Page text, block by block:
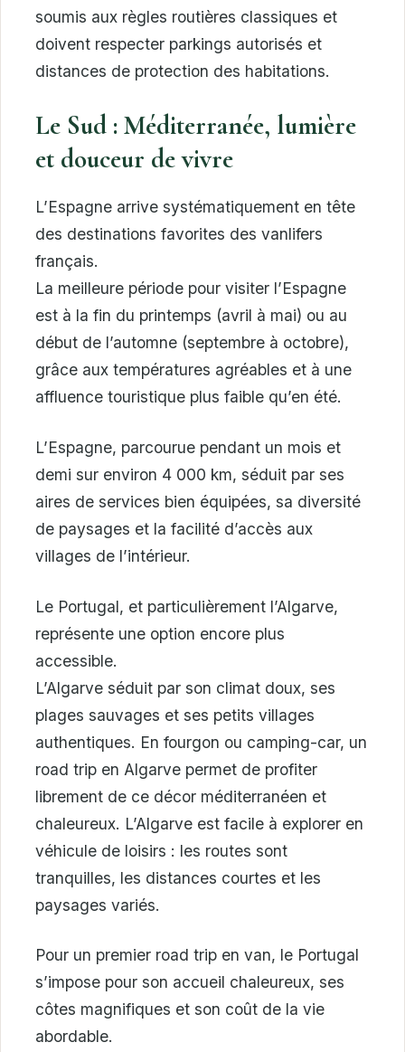
soumis aux règles routières classiques et
doivent respecter parkings autorisés et
distances de protection des habitations.
Le Sud : Méditerranée, lumière
et douceur de vivre
L’Espagne arrive systématiquement en tête
des destinations favorites des vanlifers
français.
La meilleure période pour visiter l’Espagne
est à la fin du printemps (avril à mai) ou au
début de l’automne (septembre à octobre),
grâce aux températures agréables et à une
affluence touristique plus faible qu’en été.
L’Espagne, parcourue pendant un mois et
demi sur environ 4 000 km, séduit par ses
aires de services bien équipées, sa diversité
de paysages et la facilité d’accès aux
villages de l’intérieur.
Le Portugal, et particulièrement l’Algarve,
représente une option encore plus
accessible.
L’Algarve séduit par son climat doux, ses
plages sauvages et ses petits villages
authentiques. En fourgon ou camping-car, un
road trip en Algarve permet de profiter
librement de ce décor méditerranéen et
chaleureux. L’Algarve est facile à explorer en
véhicule de loisirs : les routes sont
tranquilles, les distances courtes et les
paysages variés.
Pour un premier road trip en van, le Portugal
s’impose pour son accueil chaleureux, ses
côtes magnifiques et son coût de la vie
abordable.